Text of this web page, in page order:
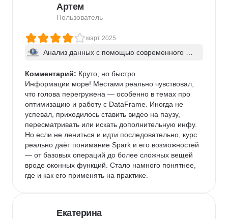
Артем
Пользователь
март 2025
Анализ данных с помощью современного Ap
Комментарий: Круто, но быстро
Информации море! Местами реально чувствовал,
что голова перегружена — особенно в темах про
оптимизацию и работу с DataFrame. Иногда не
успевал, приходилось ставить видео на паузу,
пересматривать или искать дополнительную инфу.
Но если не лениться и идти последовательно, курс
реально даёт понимание Spark и его возможностей
— от базовых операций до более сложных вещей
вроде оконных функций. Стало намного понятнее,
где и как его применять на практике.
Екатерина